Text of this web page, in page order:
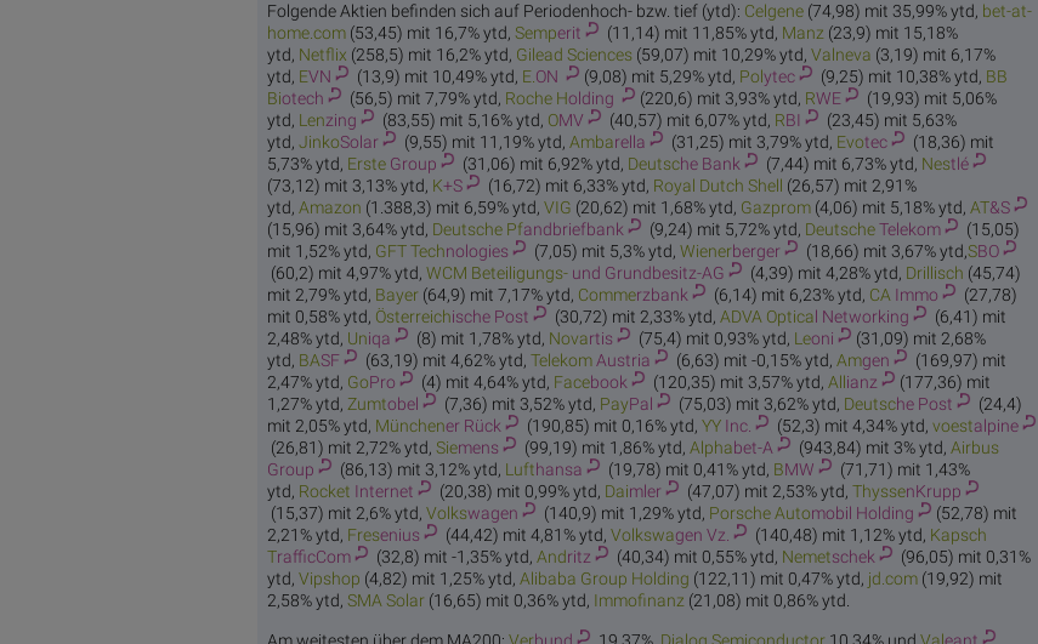
Folgende Aktien befinden sich auf Periodenhoch- bzw. tief (ytd): Celgene(74,98) mit 35,99% ytd, bet-at-
home.com(53,45) mit 16,7% ytd, Semperit (11,14) mit 11,85% ytd, Manz(23,9) mit 15,18%
ytd, Netflix (258,5) mit 16,2% ytd, Gilead Sciences(59,07) mit 10,29% ytd, Valneva (3,19) mit 6,17%
ytd, EVN (13,9) mit 10,49% ytd, E.ON (9,08) mit 5,29% ytd, Polytec (9,25) mit 10,38% ytd, BB
Biotech (56,5) mit 7,79% ytd, Roche Holding (220,6) mit 3,93% ytd, RWE
(19,93) mit 5,06%
ytd, Lenzing (83,55) mit 5,16% ytd, OMV (40,57) mit 6,07% ytd, RBI
(23,45) mit 5,63%
ytd, JinkoSolar (9,55) mit 11,19% ytd, Ambarella (31,25) mit 3,79% ytd, Evotec
(18,36) mit
5,73% ytd, ErsteGroup (31,06) mit 6,92% ytd, Deutsche Bank (7,44) mit 6,73% ytd, Nestlé
(73,12) mit 3,13% ytd, K+S (16,72) mit 6,33% ytd, Royal Dutch Shell (26,57) mit 2,91%
ytd, Amazon (1.388,3) mit 6,59% ytd, VIG (20,62) mit 1,68% ytd, Gazprom(4,06) mit 5,18% ytd, AT&S
(15,96) mit 3,64% ytd, Deutsche Pfandbriefbank (9,24) mit 5,72% ytd, DeutscheTelekom
(15,05)
mit 1,52% ytd, GFT Technologies (7,05) mit 5,3% ytd, Wienerberger (18,66) mit 3,67% ytd,SBO
(60,2) mit 4,97% ytd, WCM Beteiligungs- und Grundbesitz-AG (4,39) mit 4,28% ytd, Drillisch (45,74)
mit 2,79% ytd, Bayer(64,9) mit 7,17% ytd, Commerzbank (6,14) mit 6,23% ytd, CA Immo
(27,78)
mit 0,58% ytd, Österreichische Post (30,72) mit 2,33% ytd, ADVA Optical Networking
(6,41) mit
2,48% ytd, Uniqa (8) mit 1,78% ytd, Novartis (75,4) mit 0,93% ytd, Leoni
(31,09) mit 2,68%
ytd, BASF (63,19) mit 4,62% ytd, TelekomAustria (6,63) mit -0,15% ytd, Amgen
(169,97) mit
2,47% ytd, GoPro (4) mit 4,64% ytd, Facebook (120,35) mit 3,57% ytd, Allianz
(177,36) mit
1,27% ytd, Zumtobel (7,36) mit 3,52% ytd, PayPal (75,03) mit 3,62% ytd, Deutsche Post
(24,4)
mit 2,05% ytd, Münchener Rück (190,85) mit 0,16% ytd, YY Inc. (52,3) mit 4,34% ytd, voestalpine
(26,81) mit 2,72% ytd, Siemens (99,19) mit 1,86% ytd, Alphabet-A (943,84) mit 3% ytd, Airbus
Group
(86,13) mit 3,12% ytd, Lufthansa (19,78) mit 0,41% ytd, BMW
(71,71) mit 1,43%
ytd, Rocket Internet (20,38) mit 0,99% ytd, Daimler (47,07) mit 2,53% ytd, ThyssenKrupp
(15,37) mit 2,6% ytd, Volkswagen (140,9) mit 1,29% ytd, Porsche Automobil Holding
(52,78) mit
2,21% ytd, Fresenius (44,42) mit 4,81% ytd, Volkswagen Vz. (140,48) mit 1,12% ytd, Kapsch
TrafficCom (32,8) mit -1,35% ytd, Andritz (40,34) mit 0,55% ytd, Nemetschek
(96,05) mit 0,31%
ytd, Vipshop (4,82) mit 1,25% ytd, Alibaba Group Holding (122,11) mit 0,47% ytd, jd.com(19,92) mit
2,58% ytd, SMASolar(16,65) mit 0,36% ytd, Immofinanz(21,08) mit 0,86% ytd.